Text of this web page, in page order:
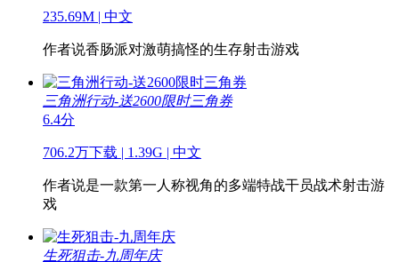
235.69M | 中文
作者说香肠派对激萌搞怪的生存射击游戏
三角洲行动-送2600限时三角券
6.4分
706.2万下载 | 1.39G | 中文
作者说是一款第一人称视角的多端特战干员战术射击游
戏
生死狙击-九周年庆